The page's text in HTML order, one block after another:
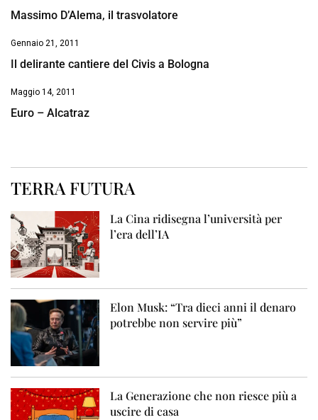
Massimo D’Alema, il trasvolatore
Gennaio 21, 2011
Il delirante cantiere del Civis a Bologna
Maggio 14, 2011
Euro – Alcatraz
TERRA FUTURA
La Cina ridisegna l’università per
l’era dell’IA
Elon Musk: “Tra dieci anni il denaro
potrebbe non servire più”
La Generazione che non riesce più a
uscire di casa